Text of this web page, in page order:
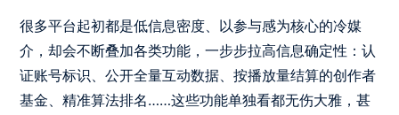
很多平台起初都是低信息密度、以参与感为核心的冷媒
介，却会不断叠加各类功能，一步步拉高信息确定性：认
证账号标识、公开全量互动数据、按播放量结算的创作者
基金、精准算法排名……这些功能单独看都无伤大雅，甚